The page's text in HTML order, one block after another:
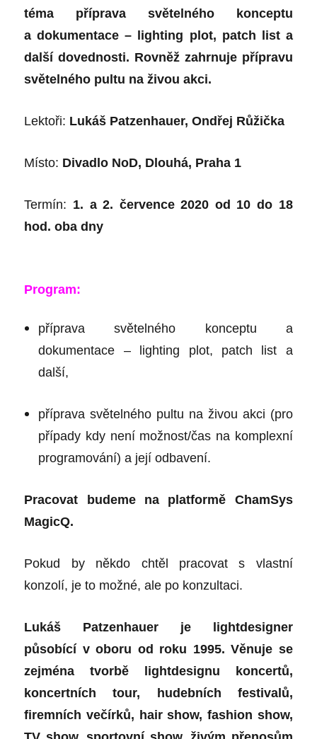
téma příprava světelného konceptu
a dokumentace – lighting plot, patch list a
další dovednosti. Rovněž zahrnujepřípravu
světelného pultu na živou akci.
Lektoři: Lukáš Patzenhauer, Ondřej Růžička
Místo: Divadlo NoD, Dlouhá, Praha 1
Termín: 1. a 2. července 2020 od 10 do 18
hod. oba dny
Program:
příprava světelného konceptu a
dokumentace – lighting plot, patch list a
další,
příprava světelného pultu na živou akci (pro
případy kdy není možnost/čas na komplexní
programování) a její odbavení.
Pracovat budeme na platformě ChamSys
MagicQ.
Pokud by někdo chtěl pracovat s vlastní
konzolí, je to možné, ale po konzultaci.
Lukáš Patzenhauer je lightdesigner
působící v oboru od roku 1995. Věnuje se
zejména tvorbě lightdesignu koncertů,
koncertních tour, hudebních festivalů,
firemních večírků, hair show, fashion show,